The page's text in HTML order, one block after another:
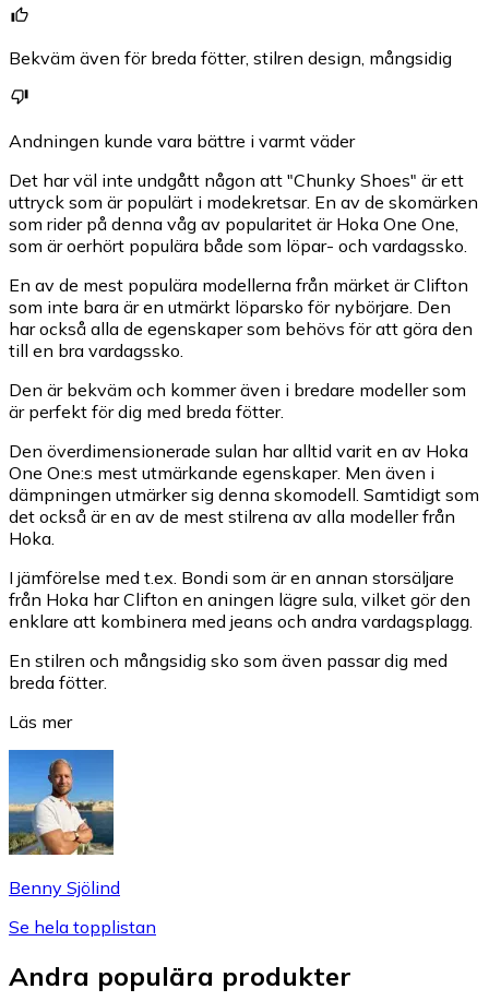
Bekväm även för breda fötter, stilren design, mångsidig
Andningen kunde vara bättre i varmt väder
Det har väl inte undgått någon att "Chunky Shoes" är ett
uttryck som är populärt i modekretsar. En av de skomärken
som rider på denna våg av popularitet är Hoka One One,
som är oerhört populära både som löpar- och vardagssko.
En av de mest populära modellerna från märket är Clifton
som inte bara är en utmärkt löparsko för nybörjare. Den
har också alla de egenskaper som behövs för att göra den
till en bra vardagssko.
Den är bekväm och kommer även i bredare modeller som
är perfekt för dig med breda fötter.
Den överdimensionerade sulan har alltid varit en av Hoka
One One:s mest utmärkande egenskaper. Men även i
dämpningen utmärker sig denna skomodell. Samtidigt som
det också är en av de mest stilrena av alla modeller från
Hoka.
I jämförelse med t.ex. Bondi som är en annan storsäljare
från Hoka har Clifton en aningen lägre sula, vilket gör den
enklare att kombinera med jeans och andra vardagsplagg.
En stilren och mångsidig sko som även passar dig med
breda fötter.
Läs mer
Benny Sjölind
Se hela topplistan
Andra populära produkter